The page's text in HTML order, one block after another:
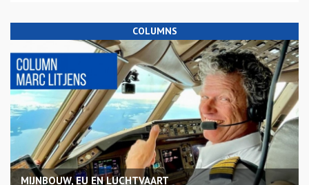
COLUMNS
MIJNBOUW, EU EN LUCHTVAART